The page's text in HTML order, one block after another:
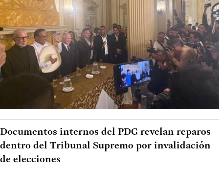
Documentos internos del PDG revelan reparos
dentro del Tribunal Supremo por invalidación
de elecciones